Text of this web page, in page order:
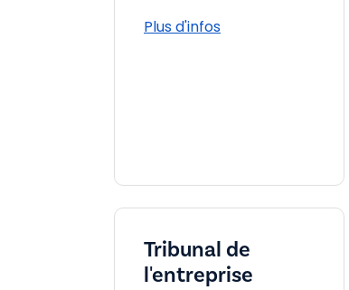
Plus d'infos
Tribunal de
l'entreprise